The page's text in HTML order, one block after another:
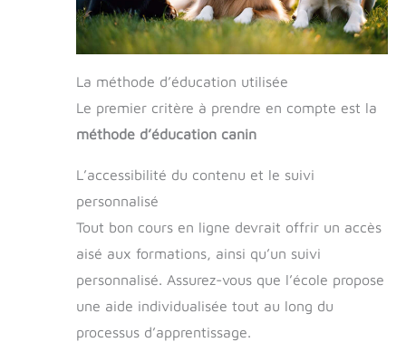
La méthode d’éducation utilisée
Le premier critère à prendre en compte est la
méthode d’éducation canin
L’accessibilité du contenu et le suivi
personnalisé
Tout bon cours en ligne devrait offrir un accès
aisé aux formations, ainsi qu’un suivi
personnalisé. Assurez-vous que l’école propose
une aide individualisée tout au long du
processus d’apprentissage.